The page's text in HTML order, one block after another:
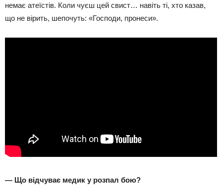
немає атеїстів. Коли чуєш цей свист… навіть ті, хто казав,
що не вірить, шепочуть: «Господи, пронеси».
— Що відчуває медик у розпал бою?